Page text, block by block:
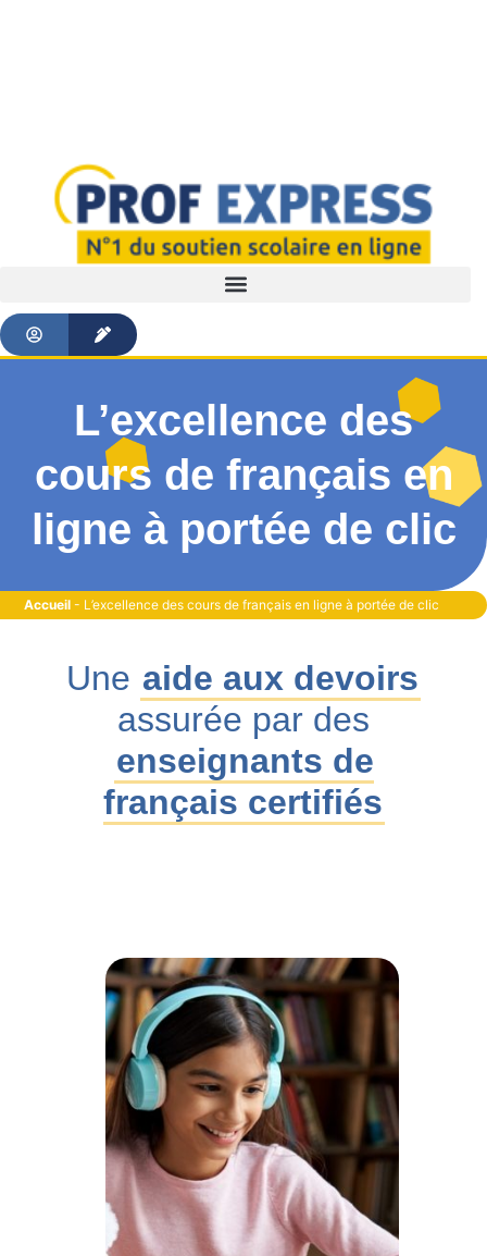
L’excellence des
cours de français en
ligne à portée de clic
Accueil - L’excellence des cours de français en ligne à portée de clic
Une aide aux devoirs
assurée par des
enseignants de
français certifiés